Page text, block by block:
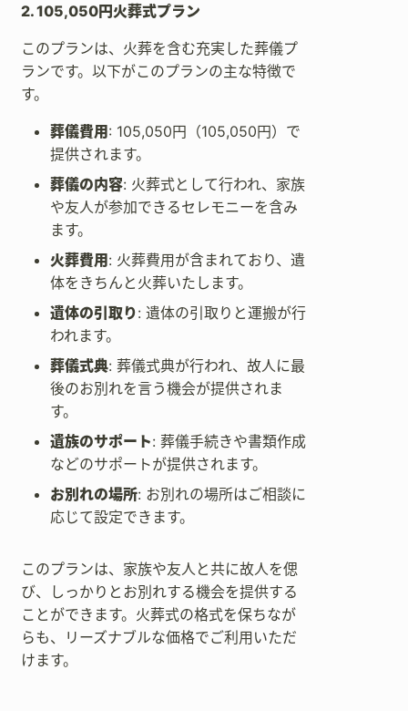
2. 105,050円火葬式プラン
このプランは、火葬を含む充実した葬儀プ
ランです。以下がこのプランの主な特徴で
す。
葬儀費用: 105,050円（105,050円）で
提供されます。
葬儀の内容: 火葬式として行われ、家族
や友人が参加できるセレモニーを含み
ます。
火葬費用: 火葬費用が含まれており、遺
体をきちんと火葬いたします。
遺体の引取り: 遺体の引取りと運搬が行
われます。
葬儀式典: 葬儀式典が行われ、故人に最
後のお別れを言う機会が提供されま
す。
遺族のサポート: 葬儀手続きや書類作成
などのサポートが提供されます。
お別れの場所: お別れの場所はご相談に
応じて設定できます。
このプランは、家族や友人と共に故人を偲
び、しっかりとお別れする機会を提供する
ことができます。火葬式の格式を保ちなが
らも、リーズナブルな価格でご利用いただ
けます。